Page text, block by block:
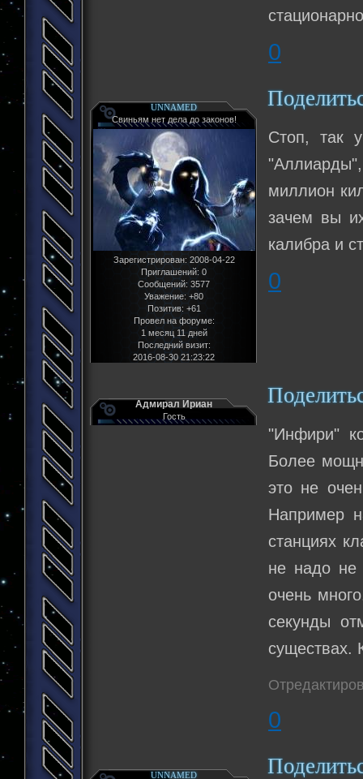
0
UNNAMED
Свиньям нет дела до законов!
Зарегистрирован: 2008-04-22
Приглашений: 0
Сообщений: 3577
Уважение: +80
Позитив: +61
Провел на форуме:
1 месяц 11 дней
Последний визит:
2016-08-30 21:23:22
Стоп, так
"Аллиарды",
миллион
зачем вы
калибра и
0
Адмирал Ириан
Гость
"Инфири"
Более
это не
Например
станциях
не надо не
очень
секунды
существах.
0
UNNAMED